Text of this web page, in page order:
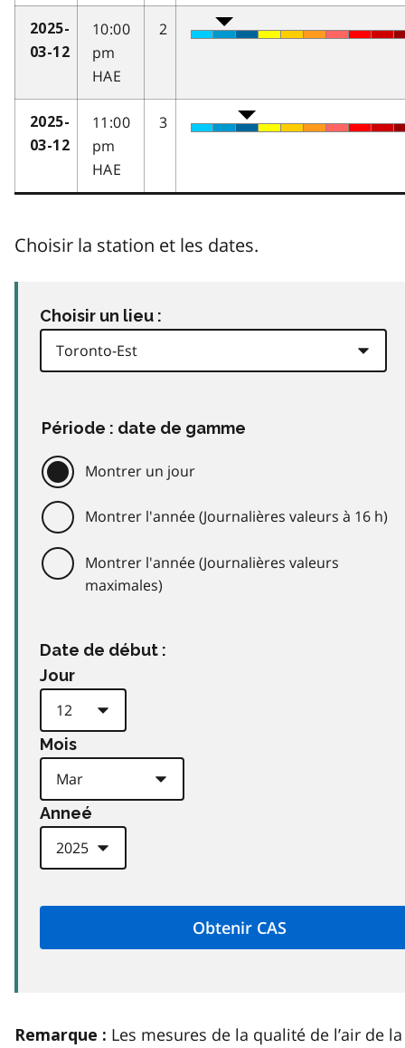
2025-
03-12
10:00
pm
HAE
2
2025-
03-12
11:00
pm
HAE
3
Choisir la station et les dates.
Choisir un lieu :
Période : date de gamme
Montrer un jour
Montrer l'année (Journalières valeurs à 16 h)
Montrer l'année (Journalières valeurs
maximales)
Date de début :
Jour
Mois
Anneé
Remarque : Les mesures de la qualité de l’air de la